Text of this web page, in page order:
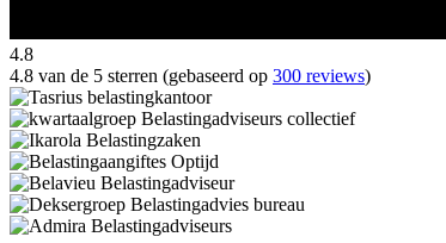
4.8
4.8 van de 5 sterren (gebaseerd op 300 reviews)